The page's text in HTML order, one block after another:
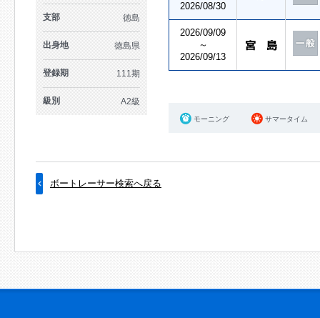
支部 徳島
出身地 徳島県
登録期 111期
級別 A2級
2026/08/30
2026/09/09
～
2026/09/13
モーニング サマータイム
ボートレーサー検索へ戻る